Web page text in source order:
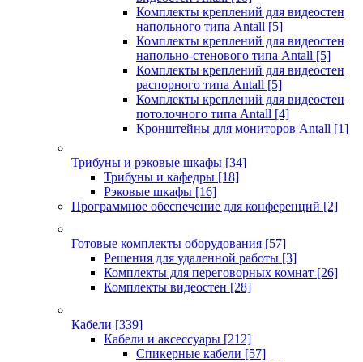
Комплекты креплений для видеостен
напольного типа Antall [5]
Комплекты креплений для видеостен
напольно-стенового типа Antall [5]
Комплекты креплений для видеостен
распорного типа Antall [5]
Комплекты креплений для видеостен
потолочного типа Antall [4]
Кронштейны для мониторов Antall [1]
Трибуны и рэковые шкафы [34]
Трибуны и кафедры [18]
Рэковые шкафы [16]
Программное обеспечение для конференций [2]
Готовые комплекты оборудования [57]
Решения для удаленной работы [3]
Комплекты для переговорных комнат [26]
Комплекты видеостен [28]
Кабели [339]
Кабели и аксессуары [212]
Спикерные кабели [57]